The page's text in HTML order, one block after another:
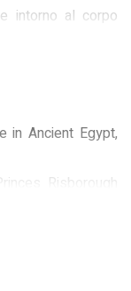
intorno al corpo
dei Morti, con il
di quello con
Storia ed Arte di
tardiva della
in Ancient Egypt,
Risborough